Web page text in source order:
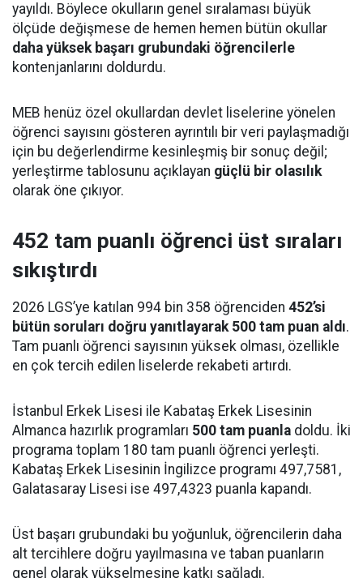
yayıldı. Böylece okulların genel sıralaması büyük
ölçüde değişmese de hemen hemen bütün okullar
daha yüksek başarı grubundaki öğrencilerle
kontenjanlarını doldurdu.
MEB henüz özel okullardan devlet liselerine yönelen
öğrenci sayısını gösteren ayrıntılı bir veri paylaşmadığı
için bu değerlendirme kesinleşmiş bir sonuç değil;
yerleştirme tablosunu açıklayan güçlü bir olasılık
olarak öne çıkıyor.
452 tam puanlı öğrenci üst sıraları
sıkıştırdı
2026 LGS’ye katılan 994 bin 358 öğrenciden 452’si
bütün soruları doğru yanıtlayarak 500 tam puan aldı.
Tam puanlı öğrenci sayısının yüksek olması, özellikle
en çok tercih edilen liselerde rekabeti artırdı.
İstanbul Erkek Lisesi ile Kabataş Erkek Lisesinin
Almanca hazırlık programları 500 tam puanla doldu. İki
programa toplam 180 tam puanlı öğrenci yerleşti.
Kabataş Erkek Lisesinin İngilizce programı 497,7581,
Galatasaray Lisesi ise 497,4323 puanla kapandı.
Üst başarı grubundaki bu yoğunluk, öğrencilerin daha
alt tercihlere doğru yayılmasına ve taban puanların
genel olarak yükselmesine katkı sağladı.